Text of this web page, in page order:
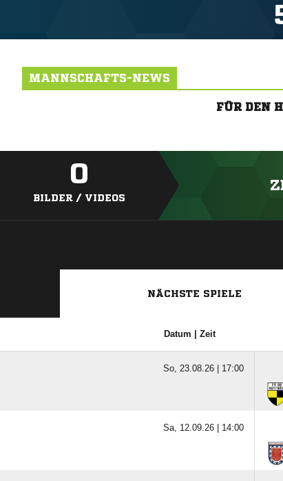
MANNSCHAFTS-NEWS
FÜR DEN
0
BILDER / VIDEOS
NÄCHSTE SPIELE
Datum | Zeit
So, 23.08.26 | 17:00
Sa, 12.09.26 | 14:00